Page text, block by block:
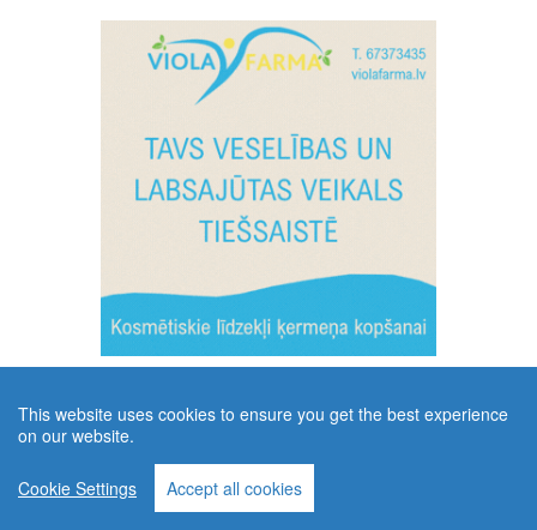
This website uses cookies to ensure you get the best experience
on our website.
Cookie Settings Accept all cookies